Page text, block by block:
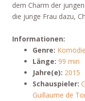
dem Charm der
die junge Frau dazu,
Informationen:
Genre: Komödie
Länge: 99 min
Jahre(e): 2015
Schauspieler:
Guillaume de